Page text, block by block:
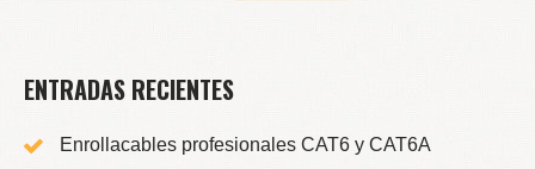
ENTRADAS RECIENTES
Enrollacables profesionales CAT6 y CAT6A